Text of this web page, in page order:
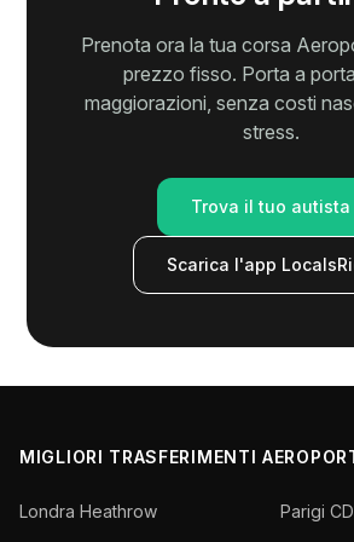
Prenota ora la tua corsa
prezzo fisso. Porta a
maggiorazioni, senza costi
stress.
Trova il tuo autista
Scarica l'app
MIGLIORI TRASFERIMENTI
Londra Heathrow Parigi